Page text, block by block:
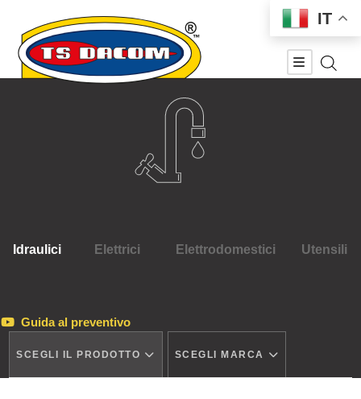
Idraulici Elettrici Elettrodomestici Utensili
Guida al preventivo
SCEGLI IL PRODOTTO SCEGLI MARCA
IT